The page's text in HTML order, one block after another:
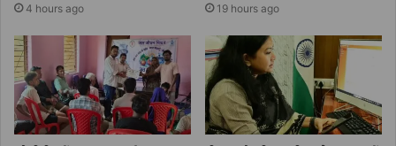
4 hours ago 19 hours ago